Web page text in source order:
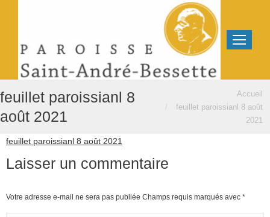
feuillet paroissianl 8
août 2021
Accueil
feuillet paroissianl 8 août
2021
feuillet paroissianl 8 août 2021
Laisser un commentaire
Votre adresse e-mail ne sera pas publiée Champs requis marqués avec *